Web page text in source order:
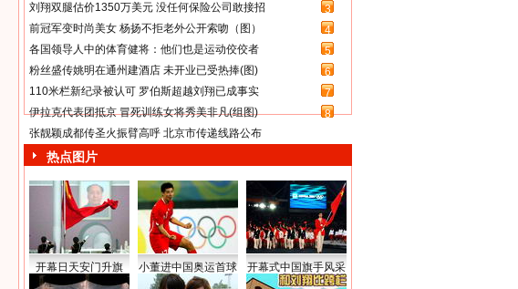
刘翔双腿估价1350万美元 没任何保险公司敢接招
3
前冠军变时尚美女 杨扬不拒老外公开索吻（图）
4
各国领导人中的体育健将：他们也是运动佼佼者
5
粉丝盛传姚明在通州建酒店 未开业已受热捧(图)
6
110米栏新纪录被认可 罗伯斯超越刘翔已成事实
7
伊拉克代表团抵京 冒死训练女将秀美非凡(组图)
8
张靓颖成都传圣火振臂高呼 北京市传递线路公布
热点图片
开幕日天安门升旗 小董进中国奥运首球 开幕式中国旗手风采